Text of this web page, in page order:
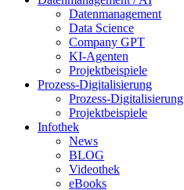
Datenmanagement
Data Science
Company GPT
KI-Agenten
Projektbeispiele
Prozess-Digitalisierung
Prozess-Digitalisierung
Projektbeispiele
Infothek
News
BLOG
Videothek
eBooks